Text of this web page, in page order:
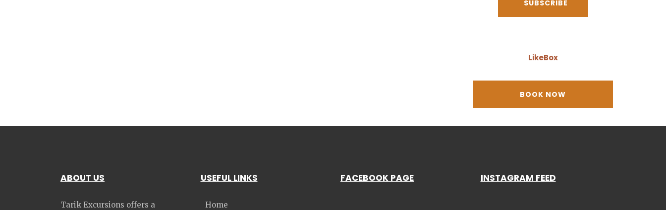
LikeBox
ABOUT US
Tarik Excursions offers a
USEFUL LINKS
Home
FACEBOOK PAGE INSTAGRAM FEED